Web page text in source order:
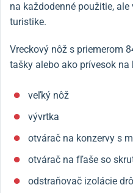
na každodenné použitie,
turistike.
Vreckový nôž s priemerom
tašky alebo ako prívesok
veľký nôž
vývrtka
otvárač na konzervy s
otvárač na fľaše so
odstraňovač izolácie